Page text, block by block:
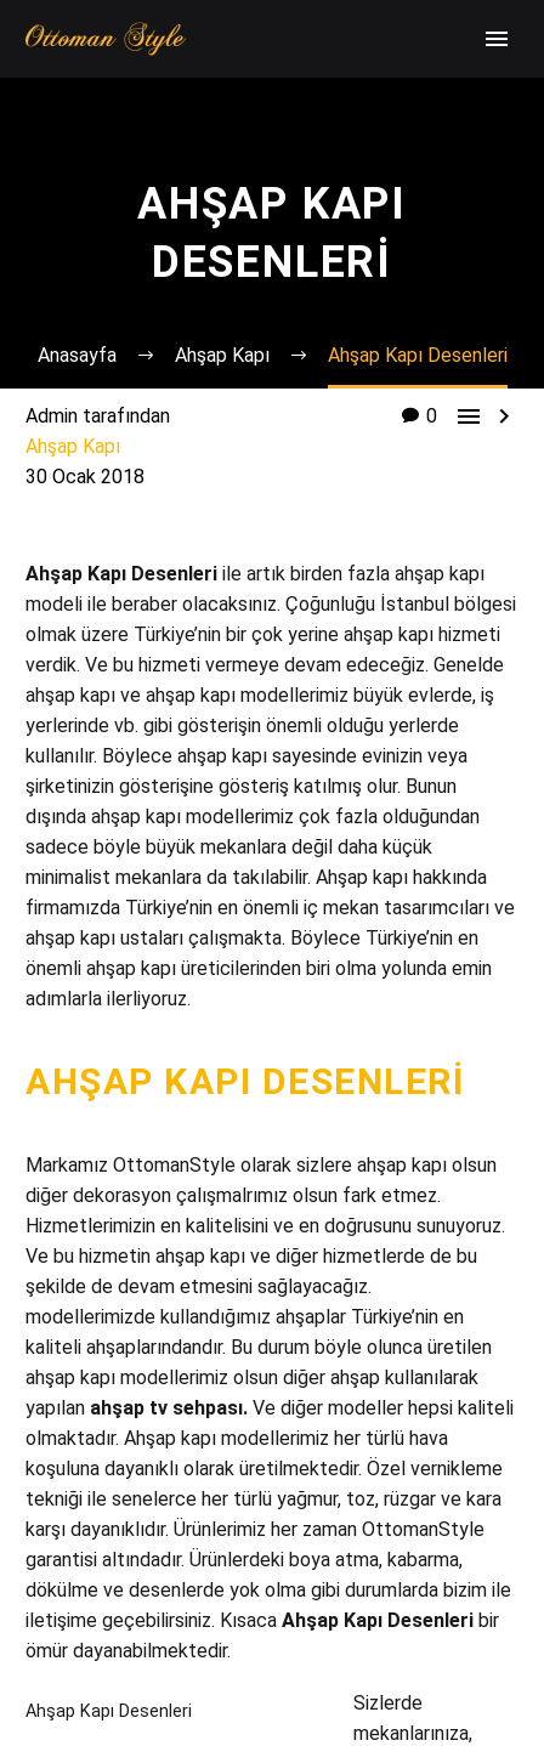
AHŞAP KAPI
DESENLERI
Anasayfa Ahşap Kapı Ahşap Kapı Desenleri
0  
Admin tarafından
Ahşap Kapı
30 Ocak 2018
Ahşap Kapı Desenleri ile artık birden fazla ahşap kapı
modeli ile beraber olacaksınız. Çoğunluğu İstanbul bölgesi
olmak üzere Türkiye’nin bir çok yerine ahşap kapı hizmeti
verdik. Ve bu hizmeti vermeye devam edeceğiz. Genelde
ahşap kapı ve ahşap kapı modellerimiz büyük evlerde, iş
yerlerinde vb. gibi gösterişin önemli olduğu yerlerde
kullanılır. Böylece ahşap kapı sayesinde evinizin veya
şirketinizin gösterişine gösteriş katılmış olur. Bunun
dışında ahşap kapı modellerimiz çok fazla olduğundan
sadece böyle büyük mekanlara değil daha küçük
minimalist mekanlara da takılabilir. Ahşap kapı hakkında
firmamızda Türkiye’nin en önemli iç mekan tasarımcıları ve
ahşap kapı ustaları çalışmakta. Böylece Türkiye’nin en
önemli ahşap kapı üreticilerinden biri olma yolunda emin
adımlarla ilerliyoruz.
AHŞAP KAPI DESENLERI
Markamız OttomanStyle olarak sizlere ahşap kapı olsun
diğer dekorasyon çalışmalrımız olsun fark etmez.
Hizmetlerimizin en kalitelisini ve en doğrusunu sunuyoruz.
Ve bu hizmetin ahşap kapı ve diğer hizmetlerde de bu
şekilde de devam etmesini sağlayacağız.
modellerimizde kullandığımız ahşaplar Türkiye’nin en
kaliteli ahşaplarındandır. Bu durum böyle olunca üretilen
ahşap kapı modellerimiz olsun diğer ahşap kullanılarak
yapılan ahşap tv sehpası. Ve diğer modeller hepsi kaliteli
olmaktadır. Ahşap kapı modellerimiz her türlü hava
koşuluna dayanıklı olarak üretilmektedir. Özel vernikleme
tekniği ile senelerce her türlü yağmur, toz, rüzgar ve kara
karşı dayanıklıdır. Ürünlerimiz her zaman OttomanStyle
garantisi altındadır. Ürünlerdeki boya atma, kabarma,
dökülme ve desenlerde yok olma gibi durumlarda bizim ile
iletişime geçebilirsiniz. Kısaca Ahşap Kapı Desenleri bir
ömür dayanabilmektedir.
Ahşap Kapı Desenleri
Sizlerde
mekanlarınıza,